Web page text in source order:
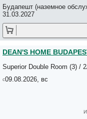
Ferenciek tere
Ferihegy 3*
FIFTEEN Boutique
Fig Tree House
Firstapartments Inn
Florian Hostel 2*
Florin Apart Hotel 3*
FORTUNA BOAT
Будапешт (наземное
31.03.2027
09.08.2026, вс
DEAN'S HOME
Superior Double Room (3) /